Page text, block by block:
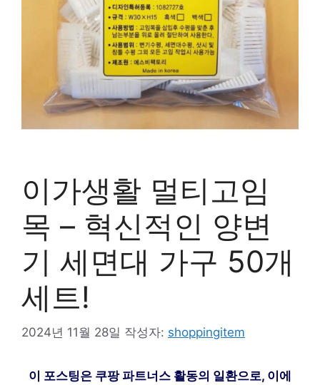
이가생활 멀티고임
목 – 혁신적인 양변
기 세면대 가구 50개
세트!
2024년 11월 28일 작성자: shoppingitem
이 포스팅은 쿠팡 파트너스 활동의 일환으로, 이에